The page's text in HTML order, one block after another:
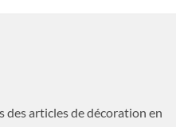
des articles de décoration en